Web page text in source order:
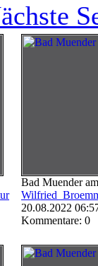
Bad Muender
20.08.2022
Kommentare: 0